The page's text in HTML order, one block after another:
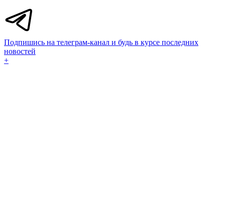
Подпишись на телеграм-канал и будь в курсе последних
новостей
+